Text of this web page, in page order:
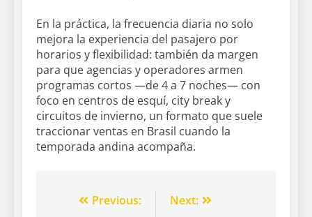
En la práctica, la frecuencia diaria no solo
mejora la experiencia del pasajero por
horarios y flexibilidad: también da margen
para que agencias y operadores armen
programas cortos —de 4 a 7 noches— con
foco en centros de esquí, city break y
circuitos de invierno, un formato que suele
traccionar ventas en Brasil cuando la
temporada andina acompaña.
Previous:
Next: